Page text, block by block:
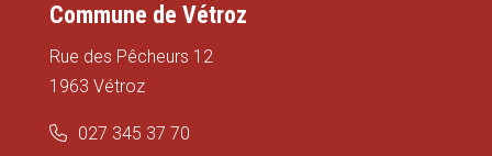
Commune de Vétroz
Rue des Pêcheurs 12
1963 Vétroz
027 345 37 70